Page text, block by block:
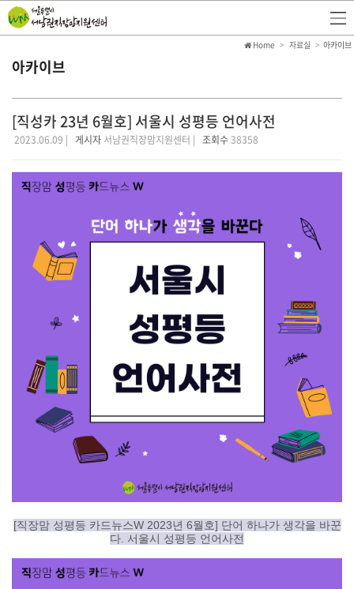
아카이브
Home 자료실 아카이브
[직성카 23년 6월호] 서울시 성평등 언어사전
2023.06.09 | 게시자 서남권직장맘지원센터 | 조회수38358
[직장맘 성평등 카드뉴스W 2023년 6월호] 단어 하나가 생각을 바꾼
다. 서울시 성평등 언어사전